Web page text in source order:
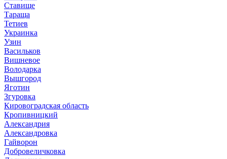
Ставище
Тараща
Тетиев
Украинка
Узин
Васильков
Вишневое
Володарка
Вышгород
Яготин
Згуровка
Кировоградская область
Кропивницкий
Александрия
Александровка
Гайворон
Добровеличковка